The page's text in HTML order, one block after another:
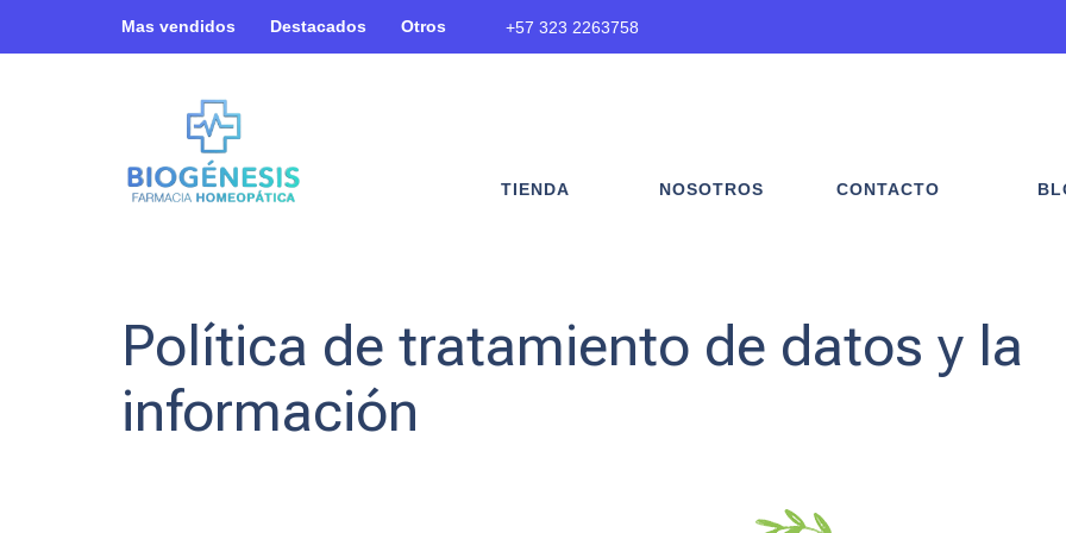
Mas vendidos Destacados Otros +57 323 2263758
TIENDA NOSOTROS CONTACTO
Política de tratamiento de datos y la
información